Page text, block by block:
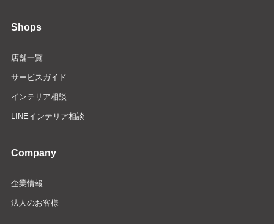
Shops
店舗一覧
サービスガイド
インテリア相談
LINEインテリア相談
Company
企業情報
法人のお客様